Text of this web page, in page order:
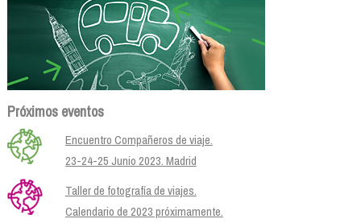
Próximos eventos
Encuentro Compañeros de viaje.
23-24-25 Junio 2023. Madrid
Taller de fotografía de viajes.
Calendario de 2023 próximamente.